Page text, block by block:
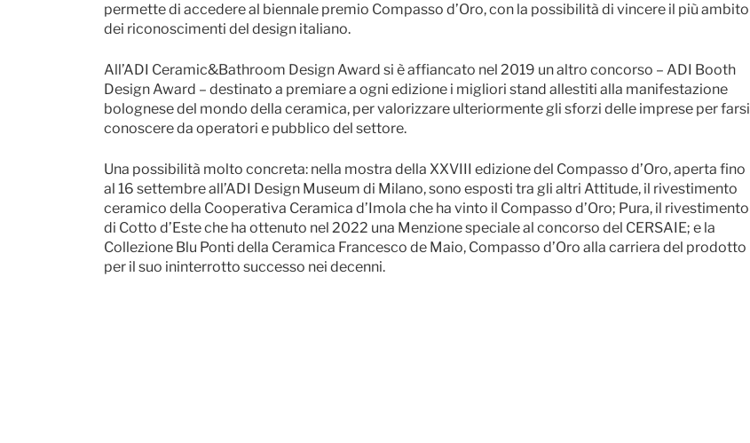
permette di accedere al biennale premio Compasso d’Oro, con la possibilità di vincere il più ambito
dei riconoscimenti del design italiano.
All’ADI Ceramic&Bathroom Design Award si è affiancato nel 2019 un altro concorso – ADI Booth
Design Award – destinato a premiare a ogni edizione i migliori stand allestiti alla manifestazione
bolognese del mondo della ceramica, per valorizzare ulteriormente gli sforzi delle imprese per farsi
conoscere da operatori e pubblico del settore.
Una possibilità molto concreta: nella mostra della XXVIII edizione del Compasso d’Oro, aperta fino
al 16 settembre all’ADI Design Museum di Milano, sono esposti tra gli altri Attitude, il rivestimento
ceramico della Cooperativa Ceramica d’Imola che ha vinto il Compasso d’Oro; Pura, il rivestimento
di Cotto d’Este che ha ottenuto nel 2022 una Menzione speciale al concorso del CERSAIE; e la
Collezione Blu Ponti della Ceramica Francesco de Maio, Compasso d’Oro alla carriera del prodotto
per il suo ininterrotto successo nei decenni.